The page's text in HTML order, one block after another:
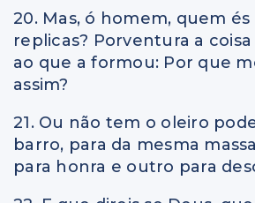
20. Mas, ó homem, quem
replicas? Porventura a
ao que a formou: Por que
assim?
21. Ou não tem o oleiro
barro, para da mesma
para honra e outro para